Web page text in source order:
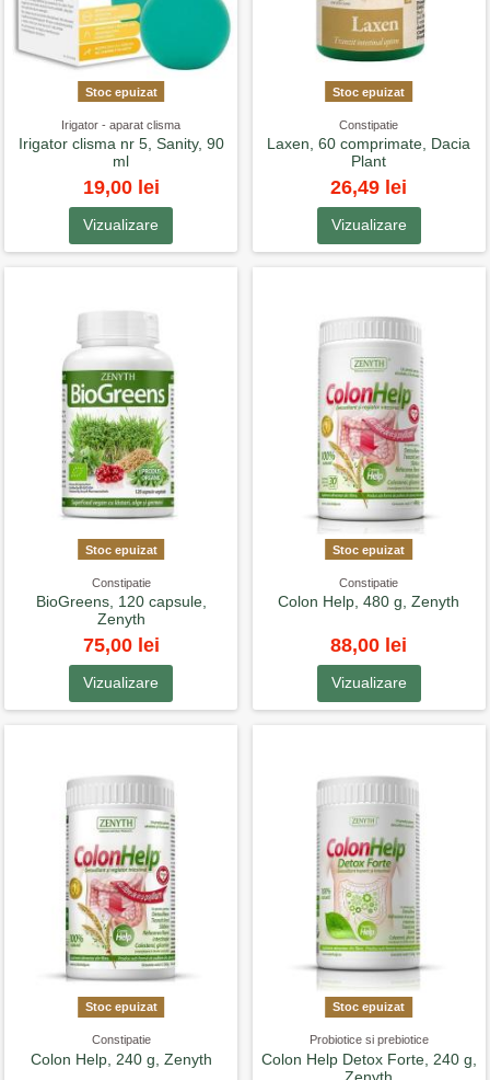
Stoc epuizat
Irigator - aparat clisma
Irigator clisma nr 5, Sanity, 90
ml
19,00 lei
Vizualizare
Stoc epuizat
Constipatie
Laxen, 60 comprimate, Dacia
Plant
26,49 lei
Vizualizare
Stoc epuizat
Constipatie
BioGreens, 120 capsule,
Zenyth
75,00 lei
Vizualizare
Stoc epuizat
Constipatie
Colon Help, 480 g, Zenyth
88,00 lei
Vizualizare
Stoc epuizat
Constipatie
Colon Help, 240 g, Zenyth
Stoc epuizat
Probiotice si prebiotice
Colon Help Detox Forte, 240 g,